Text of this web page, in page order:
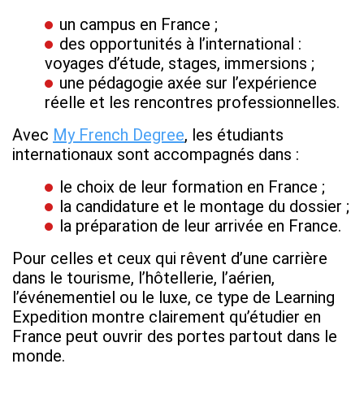
un campus en France ;
des opportunités à l’international :
voyages d’étude, stages, immersions ;
une pédagogie axée sur l’expérience
réelle et les rencontres professionnelles.
Avec My French Degree, les étudiants
internationaux sont accompagnés dans :
le choix de leur formation en France ;
la candidature et le montage du dossier ;
la préparation de leur arrivée en France.
Pour celles et ceux qui rêvent d’une carrière
dans le tourisme, l’hôtellerie, l’aérien,
l’événementiel ou le luxe, ce type de Learning
Expedition montre clairement qu’étudier en
France peut ouvrir des portes partout dans le
monde.